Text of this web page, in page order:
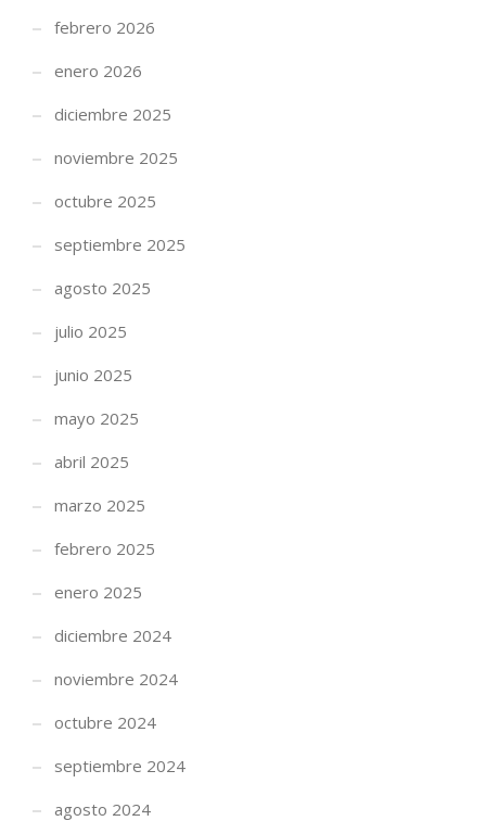
febrero 2026
enero 2026
diciembre 2025
noviembre 2025
octubre 2025
septiembre 2025
agosto 2025
julio 2025
junio 2025
mayo 2025
abril 2025
marzo 2025
febrero 2025
enero 2025
diciembre 2024
noviembre 2024
octubre 2024
septiembre 2024
agosto 2024